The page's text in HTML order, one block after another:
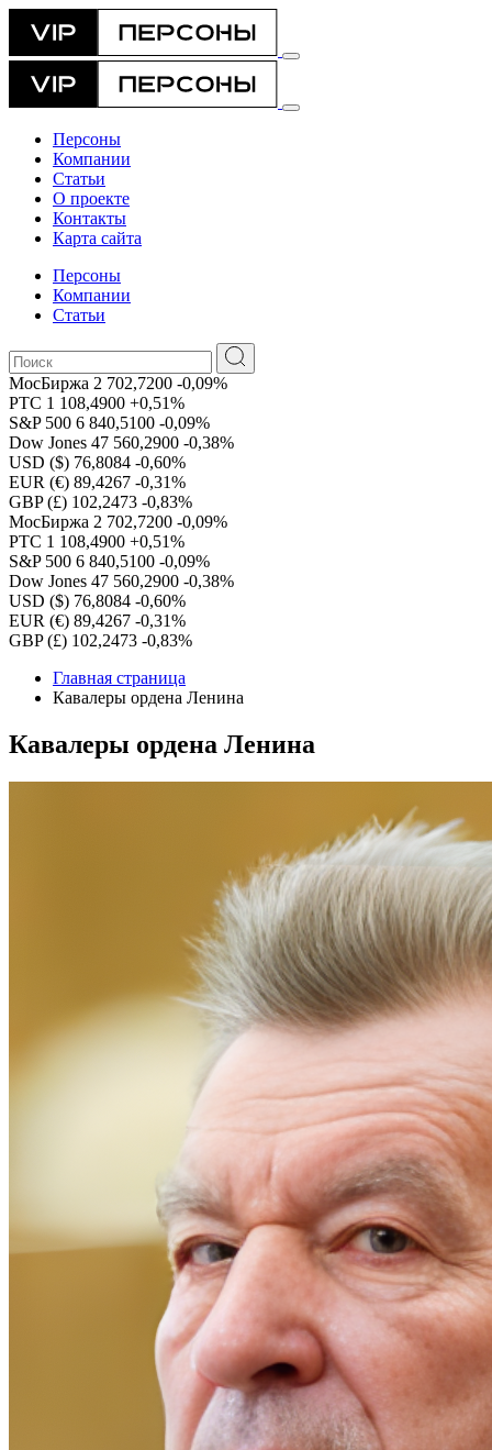
Персоны
Компании
Статьи
О проекте
Контакты
Карта сайта
Персоны
Компании
Статьи
МосБиржа 2 702,7200 -0,09%
РТС 1 108,4900 +0,51%
S&P 500 6 840,5100 -0,09%
Dow Jones 47 560,2900 -0,38%
USD ($) 76,8084 -0,60%
EUR (€) 89,4267 -0,31%
GBP (£) 102,2473 -0,83%
МосБиржа 2 702,7200 -0,09%
РТС 1 108,4900 +0,51%
S&P 500 6 840,5100 -0,09%
Dow Jones 47 560,2900 -0,38%
USD ($) 76,8084 -0,60%
EUR (€) 89,4267 -0,31%
GBP (£) 102,2473 -0,83%
Главная страница
Кавалеры ордена Ленина
Кавалеры ордена Ленина